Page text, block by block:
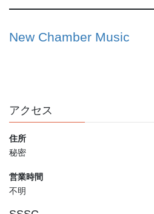
New Chamber Music
アクセス
住所
秘密
営業時間
不明